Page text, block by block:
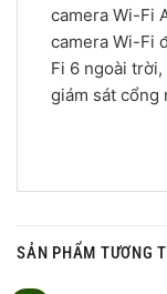
camera Wi-Fi
camera Wi-Fi
Fi 6 ngoài
giám sát cổng
SẢN PHẨM TƯƠNG